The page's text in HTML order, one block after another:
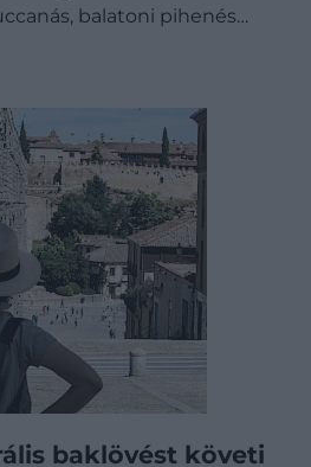
balatoni pihenés…
baklövést követi